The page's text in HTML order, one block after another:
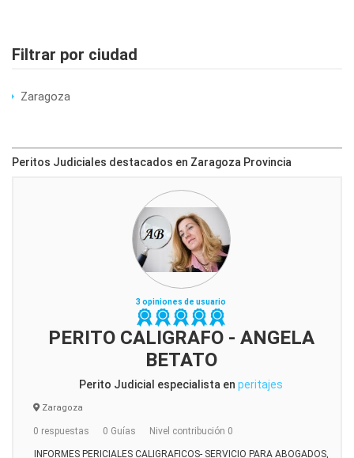
Filtrar por ciudad
Zaragoza
Peritos Judiciales destacados en Zaragoza Provincia
3 opiniones de usuario
PERITO CALIGRAFO - ANGELA
BETATO
Perito Judicial especialista en peritajes
Zaragoza
0 respuestas 0 Guías Nivel contribución 0
INFORMES PERICIALES CALIGRAFICOS- SERVICIO PARA ABOGADOS,